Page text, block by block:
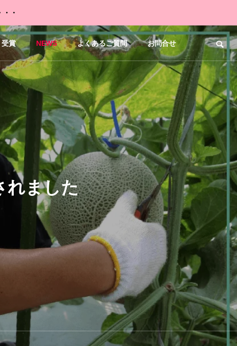
・
賞 NEWS よくあるご質問 お問合せ
れました